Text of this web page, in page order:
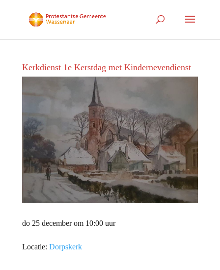
Kerkdienst 1e Kerstdag met Kindernevendienst
do 25 december om 10:00 uur
Locatie: Dorpskerk